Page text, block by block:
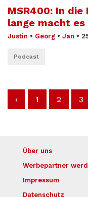
MSR400: In
lange macht es
Justin • Georg • Jan •
Podcast
‹ 1 2 3
Über uns
Werbepartner
Impressum
Datenschutz